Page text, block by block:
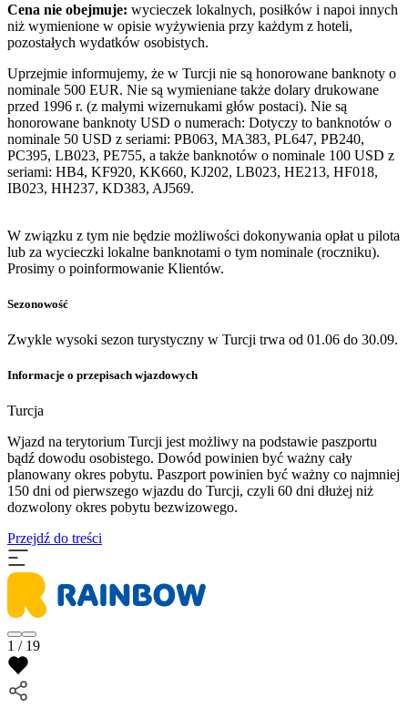
Cena nie obejmuje: wycieczek lokalnych, posiłków i napoi innych
niż wymienione w opisie wyżywienia przy każdym z hoteli,
pozostałych wydatków osobistych.
Uprzejmie informujemy, że w Turcji nie są honorowane banknoty o
nominale 500 EUR. Nie są wymieniane także dolary drukowane
przed 1996 r. (z małymi wizernukami głów postaci). Nie są
honorowane banknoty USD o numerach: Dotyczy to banknotów o
nominale 50 USD z seriami: PB063, MA383, PL647, PB240,
PC395, LB023, PE755, a także banknotów o nominale 100 USD z
seriami: HB4, KF920, KK660, KJ202, LB023, HE213, HF018,
IB023, HH237, KD383, AJ569.
W związku z tym nie będzie możliwości dokonywania opłat u pilota
lub za wycieczki lokalne banknotami o tym nominale (roczniku).
Prosimy o poinformowanie Klientów.
Sezonowość
Zwykle wysoki sezon turystyczny w Turcji trwa od 01.06 do 30.09.
Informacje o przepisach wjazdowych
Turcja
Wjazd na terytorium Turcji jest możliwy na podstawie paszportu
bądź dowodu osobistego. Dowód powinien być ważny cały
planowany okres pobytu. Paszport powinien być ważny co najmniej
150 dni od pierwszego wjazdu do Turcji, czyli 60 dni dłużej niż
dozwolony okres pobytu bezwizowego.
Przejdź do treści
1 / 19